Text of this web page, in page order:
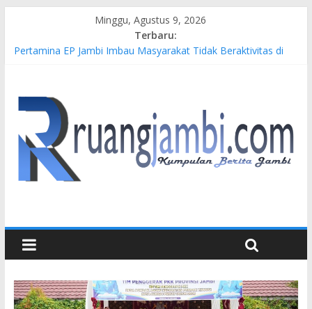
Minggu, Agustus 9, 2026
Terbaru:
Pertamina EP Jambi Imbau Masyarakat Tidak Beraktivitas di
Didampingi Pengacara Chris Januardi
Hj. Hesti Haris Dorong Lahirnya Wirausaha Muda Melalui
Pelatihan Batik Kontemporer PKW
Siap Dukung Kegiatan Hulu Migas, Kapolda Jambi Kunjungi
FSO 115
Gubernur Al Haris Buka Turnamen Tenis Antar Alumni